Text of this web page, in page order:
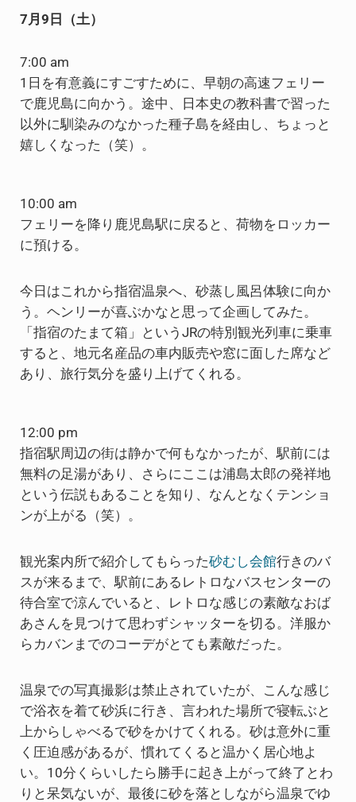
7月9日（土）
7:00 am
1日を有意義にすごすために、早朝の高速フェリー
で鹿児島に向かう。途中、日本史の教科書で習った
以外に馴染みのなかった種子島を経由し、ちょっと
嬉しくなった（笑）。
10:00 am
フェリーを降り鹿児島駅に戻ると、荷物をロッカー
に預ける。
今日はこれから指宿温泉へ、砂蒸し風呂体験に向か
う。ヘンリーが喜ぶかなと思って企画してみた。
「指宿のたまて箱」というJRの特別観光列車に乗車
すると、地元名産品の車内販売や窓に面した席など
あり、旅行気分を盛り上げてくれる。
12:00 pm
指宿駅周辺の街は静かで何もなかったが、駅前には
無料の足湯があり、さらにここは浦島太郎の発祥地
という伝説もあることを知り、なんとなくテンショ
ンが上がる（笑）。
観光案内所で紹介してもらった砂むし会館行きのバ
スが来るまで、駅前にあるレトロなバスセンターの
待合室で涼んでいると、レトロな感じの素敵なおば
あさんを見つけて思わずシャッターを切る。洋服か
らカバンまでのコーデがとても素敵だった。
温泉での写真撮影は禁止されていたが、こんな感じ
で浴衣を着て砂浜に行き、言われた場所で寝転ぶと
上からしゃべるで砂をかけてくれる。砂は意外に重
く圧迫感があるが、慣れてくると温かく居心地よ
い。10分くらいしたら勝手に起き上がって終了とわ
りと呆気ないが、最後に砂を落としながら温泉でゆ